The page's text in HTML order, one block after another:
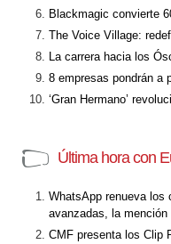
Blackmagic convierte
The Voice Village:
La carrera hacia los
8 empresas pondrán a
‘Gran Hermano’
Última hora con
WhatsApp renueva los
avanzadas, la
CMF presenta los Clip